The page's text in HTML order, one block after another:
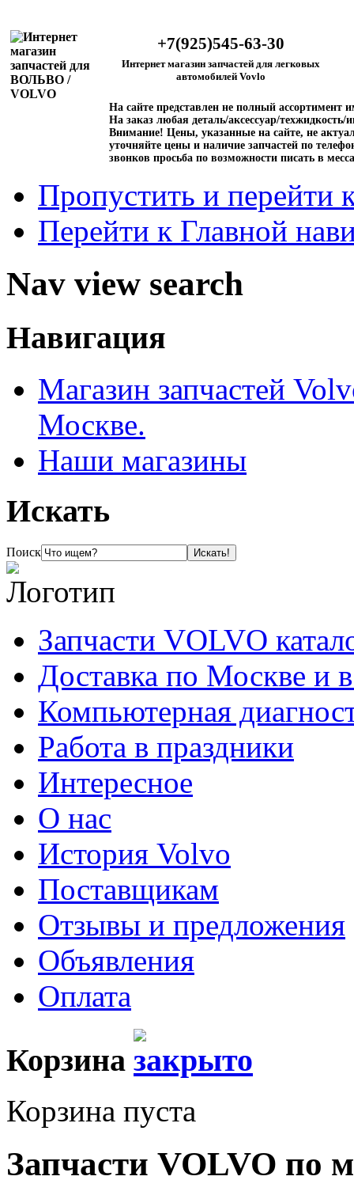
+7(925)545-63-30
Интернет магазин запчастей для легковых
автомобилей Vovlo
На сайте представлен не полный ассортимент
На заказ любая деталь/аксессуар/техжидкость/
Внимание! Цены, указанные на сайте, не
уточняйте цены и наличие запчастей по
звонков просьба по возможности писать в
Пропустить и перейти
Перейти к Главной
Nav view search
Навигация
Магазин запчастей
Москве.
Наши магазины
Искать
Поиск
Запчасти VOLVO
Доставка по Москве и
Компьютерная
Работа в праздники
Интересное
О нас
История Volvo
Поставщикам
Отзывы и предложения
Объявления
Оплата
Корзина
Корзина пуста
Запчасти VOLVO по